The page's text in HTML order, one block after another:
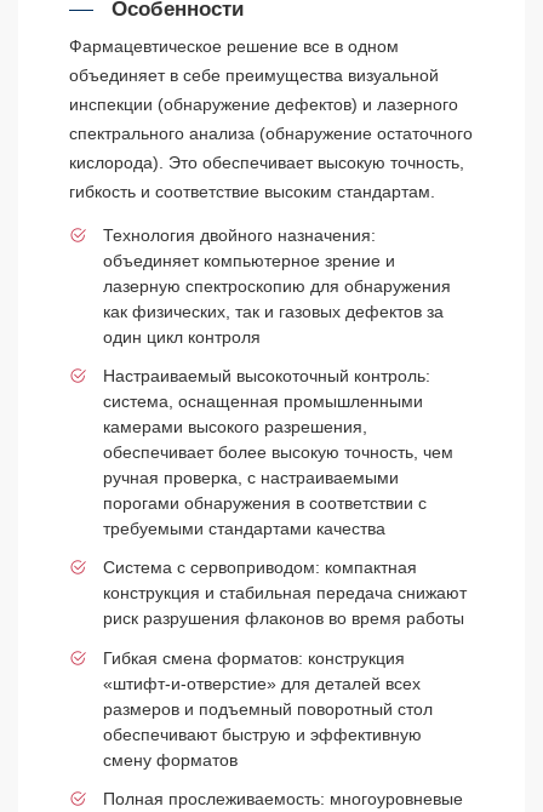
Особенности
Фармацевтическое решение все в одном
объединяет в себе преимущества визуальной
инспекции (обнаружение дефектов) и лазерного
спектрального анализа (обнаружение остаточного
кислорода). Это обеспечивает высокую точность,
гибкость и соответствие высоким стандартам.
Технология двойного назначения:
объединяет компьютерное зрение и
лазерную спектроскопию для обнаружения
как физических, так и газовых дефектов за
один цикл контроля
Настраиваемый высокоточный контроль:
система, оснащенная промышленными
камерами высокого разрешения,
обеспечивает более высокую точность, чем
ручная проверка, с настраиваемыми
порогами обнаружения в соответствии с
требуемыми стандартами качества
Система с сервоприводом: компактная
конструкция и стабильная передача снижают
риск разрушения флаконов во время работы
Гибкая смена форматов: конструкция
«штифт-и-отверстие» для деталей всех
размеров и подъемный поворотный стол
обеспечивают быструю и эффективную
смену форматов
Полная прослеживаемость: многоуровневые